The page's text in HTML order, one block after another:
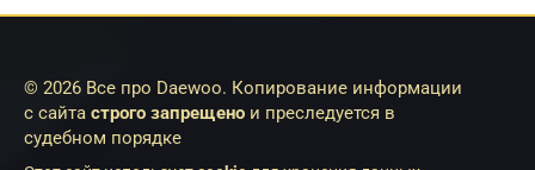
© 2026 Все про Daewoo. Копирование информации
с сайта строго запрещено и преследуется в
судебном порядке